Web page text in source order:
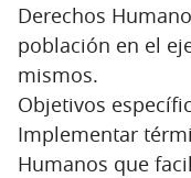
Derechos
población en el
mismos.
Objetivos
Implementar
Humanos que